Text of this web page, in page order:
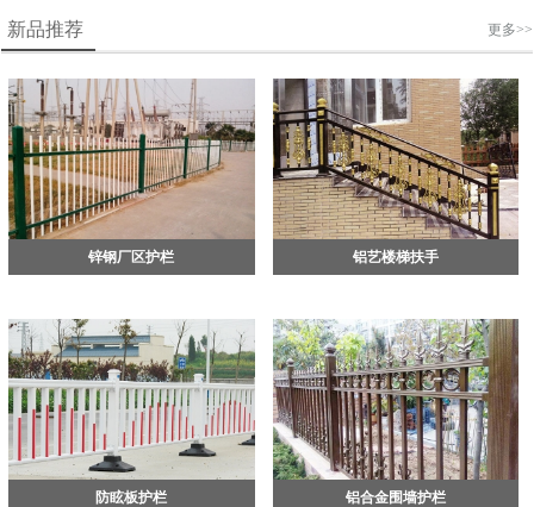
新品推荐 更多>>
锌钢厂区护栏 铝艺楼梯扶手
防眩板护栏 铝合金围墙护栏